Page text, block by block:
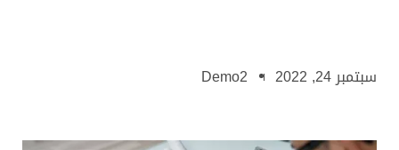
سبتمبر 24, 2022 Demo2